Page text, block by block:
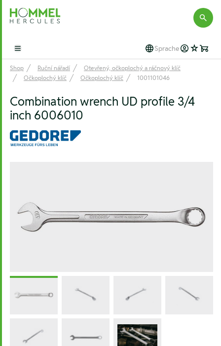
Hommel Hercules
Open main menu Sprache
Shop Ruční nářadí
Otevřený, očkoplochý a ráčnový klíč
Očkoplochý klíč
Očkoplochý klíč 1001101046
Combination wrench UD profile 3/4
inch 6006010